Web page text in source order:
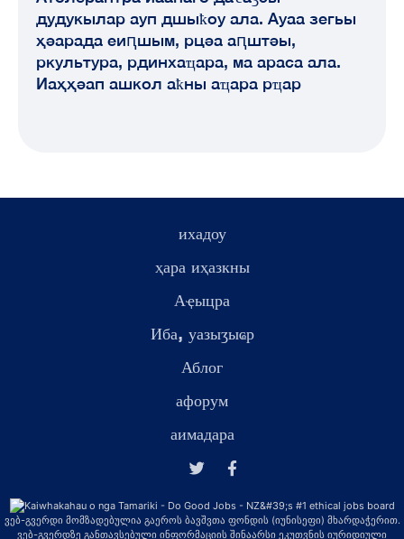
дудукылар ауп дшыҟоу ала. Ауаа зегьы
ҳәарада еиԥшым, рцәа аԥштәы,
ркультура, рдинхаҵара, ма араса ала.
Иаҳҳәап ашкол аҟны аҵара рҵар
ихадоу
ҳара иҳазкны
Аҿыцра
Иба, уазыӡыҩр
Аблог
афорум
аимадара
ვებ-გვერდი მომზადებულია გაეროს ბავშვთა ფონდის (იუნისეფი) მხარდაჭერით.
ვებ-გვერდზე განთავსებული ინფორმაციის შინაარსი ეკუთვნის იურიდიული